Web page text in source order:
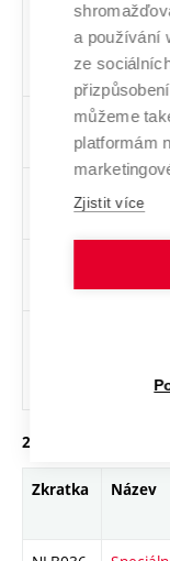
NCB008
Chemie
NBB009
fyzika
podnikání
2. ročník, zimní
Zkratka Název
a používání
ze
můžeme
platformám
Zjistit více